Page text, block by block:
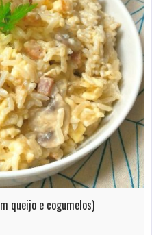
queijo e cogumelos)